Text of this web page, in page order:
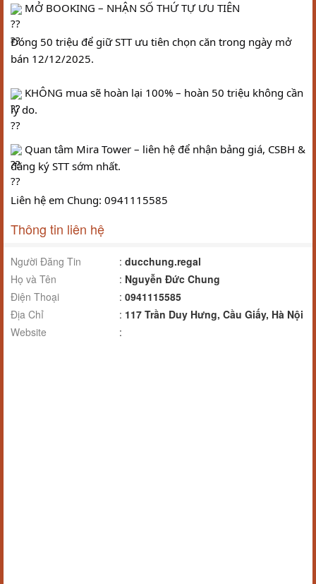
MỞ BOOKING – NHẬN SỐ THỨ TỰ ƯU TIÊN
Đóng 50 triệu để giữ STT ưu tiên chọn căn trong ngày mở
bán 12/12/2025.
KHÔNG mua sẽ hoàn lại 100% – hoàn 50 triệu không cần
lý do.
Quan tâm Mira Tower – liên hệ để nhận bảng giá, CSBH &
đăng ký STT sớm nhất.
Liên hệ em Chung: 0941115585
Thông tin liên hệ
Người Đăng Tin : ducchung.regal
Họ và Tên
: Nguyễn Đức Chung
Điện Thoại
: 0941115585
Địa Chỉ
: 117 Trần Duy Hưng, Cầu Giấy, Hà Nội
Website
: